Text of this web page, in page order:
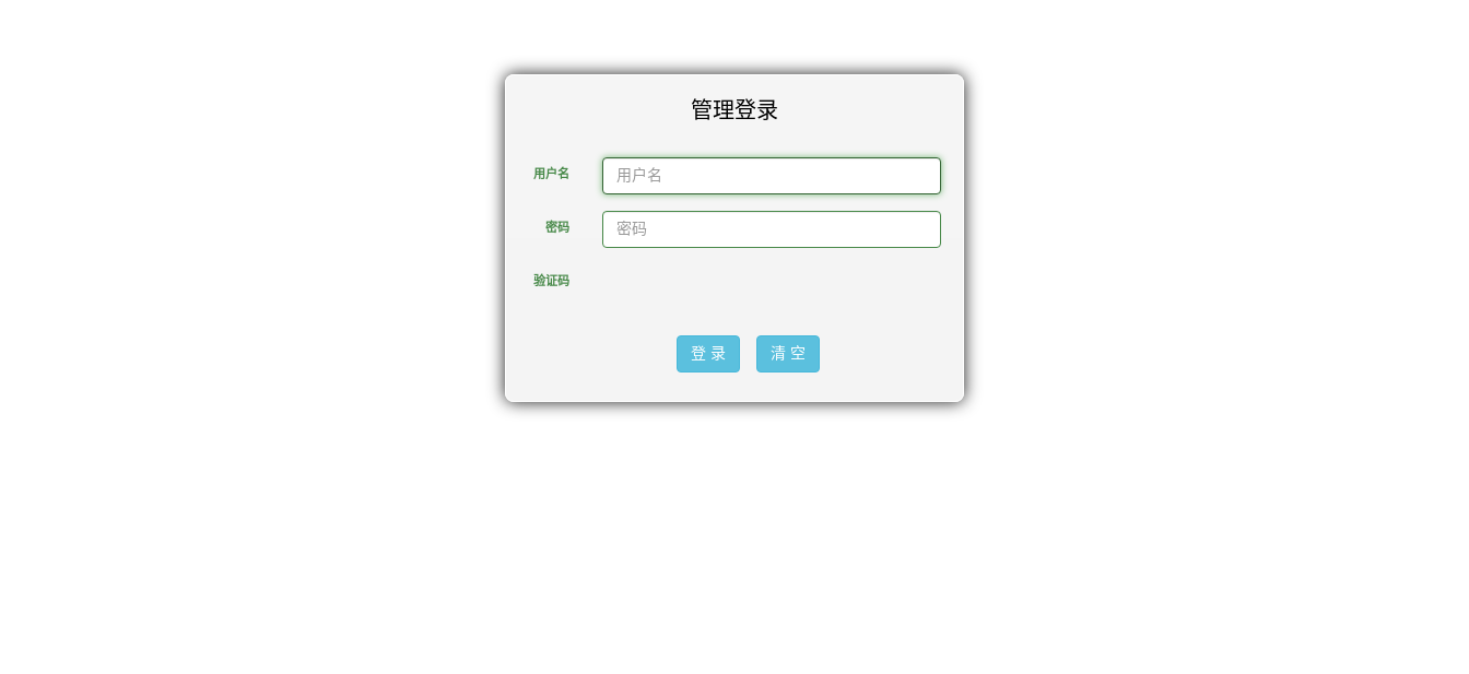
管理登录
用户名
密码
验证码
登 录 清 空